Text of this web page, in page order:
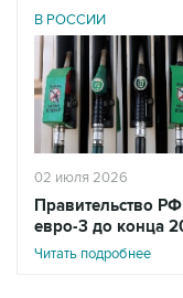
02 июля 2026
Правительство
евро-3 до конца
Читать подробнее